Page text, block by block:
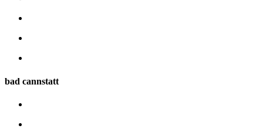
bad cannstatt